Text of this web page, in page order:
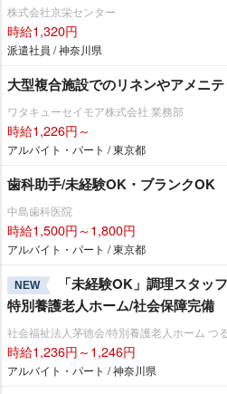
株式会社京栄センター
時給1,320円
派遣社員 / 神奈川県
大型複合施設でのリネンやアメニ
ワタキューセイモア株式会社 業務部
時給1,226円～
アルバイト・パート / 東京都
歯科助手/未経験OK・ブランクOK
中島歯科医院
時給1,500円～1,800円
アルバイト・パート / 東京都
NEW
「未経験OK」調理スタッ
特別養護老人ホーム/社会保障完備
社会福祉法人茅徳会/特別養護老人ホーム つ
時給1,236円～1,246円
アルバイト・パート / 神奈川県